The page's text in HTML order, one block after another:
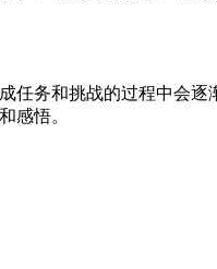
务和挑战的过程中会
感悟。